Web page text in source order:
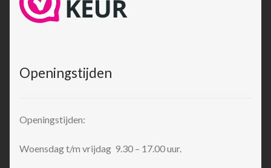
Openingstijden
Openingstijden:
Woensdag t/m vrijdag 9.30 – 17.00 uur.